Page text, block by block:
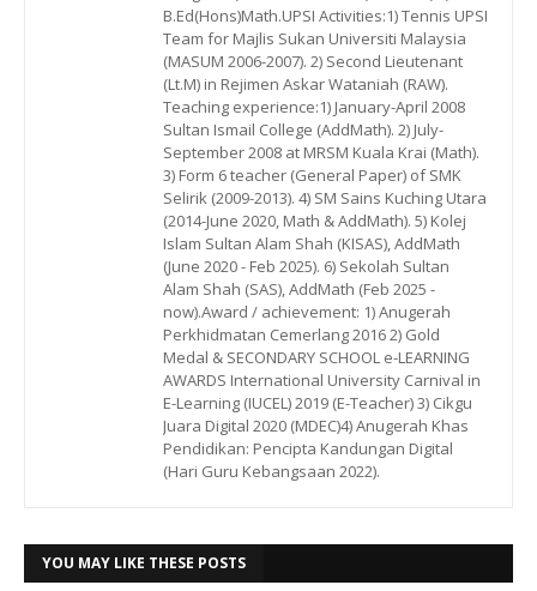
B.Ed(Hons)Math.UPSI Activities:1) Tennis UPSI
Team for Majlis Sukan Universiti Malaysia
(MASUM 2006-2007). 2) Second Lieutenant
(Lt.M) in Rejimen Askar Wataniah (RAW).
Teaching experience:1) January-April 2008
Sultan Ismail College (AddMath). 2) July-
September 2008 at MRSM Kuala Krai (Math).
3) Form 6 teacher (General Paper) of SMK
Selirik (2009-2013). 4) SM Sains Kuching Utara
(2014-June 2020, Math & AddMath). 5) Kolej
Islam Sultan Alam Shah (KISAS), AddMath
(June 2020 - Feb 2025). 6) Sekolah Sultan
Alam Shah (SAS), AddMath (Feb 2025 -
now).Award / achievement: 1) Anugerah
Perkhidmatan Cemerlang 2016 2) Gold
Medal & SECONDARY SCHOOL e-LEARNING
AWARDS International University Carnival in
E-Learning (IUCEL) 2019 (E-Teacher) 3) Cikgu
Juara Digital 2020 (MDEC)4) Anugerah Khas
Pendidikan: Pencipta Kandungan Digital
(Hari Guru Kebangsaan 2022).
YOU MAY LIKE THESE POSTS